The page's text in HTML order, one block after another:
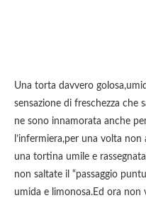
Una torta davvero
sensazione di freschezza che
ne sono innamorata anche
l’infermiera,per una volta
una tortina umile e
non saltate il “passaggio
umida e limonosa.Ed ora